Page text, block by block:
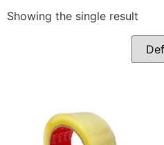
Showing the single result